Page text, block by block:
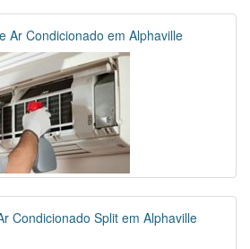
Ar Condicionado em Alphaville
Condicionado Split em Alphaville